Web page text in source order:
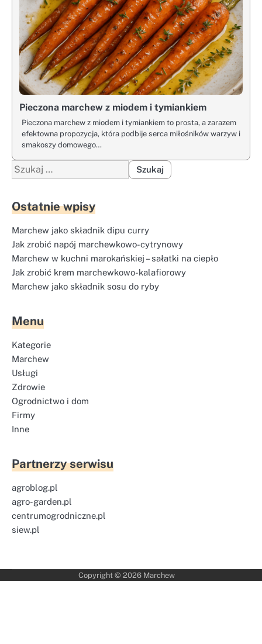
Pieczona marchew z miodem i tymiankiem
Pieczona marchew z miodem i tymiankiem to prosta, a zarazem
efektowna propozycja, która podbije serca miłośników warzyw i
smakoszy domowego…
Szukaj:
Ostatnie wpisy
Marchew jako składnik dipu curry
Jak zrobić napój marchewkowo-cytrynowy
Marchew w kuchni marokańskiej – sałatki na ciepło
Jak zrobić krem marchewkowo-kalafiorowy
Marchew jako składnik sosu do ryby
Menu
Kategorie
Marchew
Usługi
Zdrowie
Ogrodnictwo i dom
Firmy
Inne
Partnerzy serwisu
agroblog.pl
agro-garden.pl
centrumogrodniczne.pl
siew.pl
Copyright © 2026 Marchew